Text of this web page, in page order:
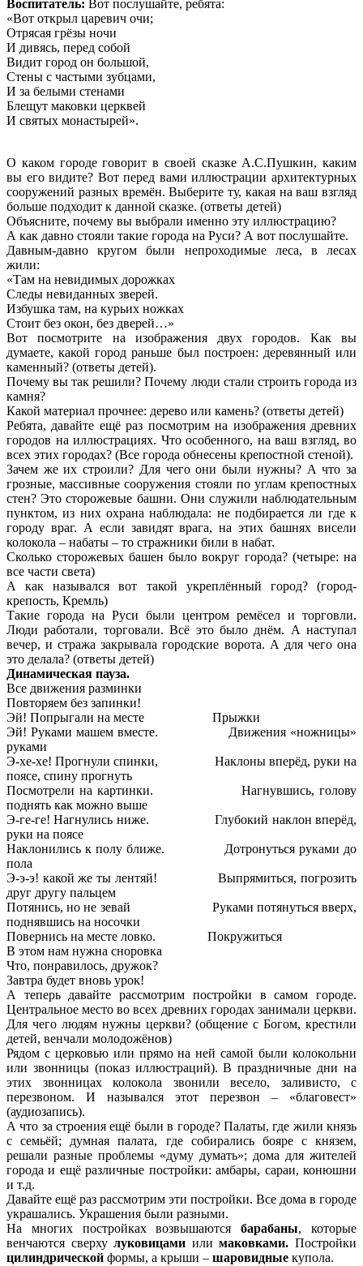
Воспитатель: Вот послушайте, ребята:
«Вот открыл царевич очи;
Отрясая грёзы ночи
И дивясь, перед собой
Видит город он большой,
Стены с частыми зубцами,
И за белыми стенами
Блещут маковки церквей
И святых монастырей».
О каком городе говорит в своей сказке А.С.Пушкин, каким
вы его видите? Вот перед вами иллюстрации архитектурных
сооружений разных времён. Выберите ту, какая на ваш взгляд
больше подходит к данной сказке. (ответы детей)
Объясните, почему вы выбрали именно эту иллюстрацию?
А как давно стояли такие города на Руси? А вот послушайте.
Давным-давно кругом были непроходимые леса, в лесах
жили:
«Там на невидимых дорожках
Следы невиданных зверей.
Избушка там, на курьих ножках
Стоит без окон, без дверей…»
Вот посмотрите на изображения двух городов. Как вы
думаете, какой город раньше был построен: деревянный или
каменный? (ответы детей).
Почему вы так решили? Почему люди стали строить города из
камня?
Какой материал прочнее: дерево или камень? (ответы детей)
Ребята, давайте ещё раз посмотрим на изображения древних
городов на иллюстрациях. Что особенного, на ваш взгляд, во
всех этих городах? (Все города обнесены крепостной стеной).
Зачем же их строили? Для чего они были нужны? А что за
грозные, массивные сооружения стояли по углам крепостных
стен? Это сторожевые башни. Они служили наблюдательным
пунктом, из них охрана наблюдала: не подбирается ли где к
городу враг. А если завидят врага, на этих башнях висели
колокола – набаты – то стражники били в набат.
Сколько сторожевых башен было вокруг города? (четыре: на
все части света)
А как назывался вот такой укреплённый город? (город-
крепость, Кремль)
Такие города на Руси были центром ремёсел и торговли.
Люди работали, торговали. Всё это было днём. А наступал
вечер, и стража закрывала городские ворота. А для чего она
это делала? (ответы детей)
Динамическая пауза.
Все движения разминки
Повторяем без запинки!
Эй! Попрыгали на месте Прыжки
Эй! Руками машем вместе. Движения «ножницы»
руками
Э-хе-хе! Прогнули спинки, Наклоны вперёд, руки на
поясе, спину прогнуть
Посмотрели на картинки. Нагнувшись, голову
поднять как можно выше
Э-ге-ге! Нагнулись ниже. Глубокий наклон вперёд,
руки на поясе
Наклонились к полу ближе. Дотронуться руками до
пола
Э-э-э! какой же ты лентяй! Выпрямиться, погрозить
друг другу пальцем
Потянись, но не зевай Руками потянуться вверх,
поднявшись на носочки
Повернись на месте ловко. Покружиться
В этом нам нужна сноровка
Что, понравилось, дружок?
Завтра будет вновь урок!
А теперь давайте рассмотрим постройки в самом городе.
Центральное место во всех древних городах занимали церкви.
Для чего людям нужны церкви? (общение с Богом, крестили
детей, венчали молодожёнов)
Рядом с церковью или прямо на ней самой были колокольни
или звонницы (показ иллюстраций). В праздничные дни на
этих звонницах колокола звонили весело, заливисто, с
перезвоном. И назывался этот перезвон – «благовест»
(аудиозапись).
А что за строения ещё были в городе? Палаты, где жили князь
с семьёй; думная палата, где собирались бояре с князем,
решали разные проблемы «думу думать»; дома для жителей
города и ещё различные постройки: амбары, сараи, конюшни
и т.д.
Давайте ещё раз рассмотрим эти постройки. Все дома в городе
украшались. Украшения были разными.
На многих постройках возвышаютсябарабаны, которые
венчаются сверхулуковицами или маковками. Постройки
цилиндрической формы, а крыши – шаровидные купола.